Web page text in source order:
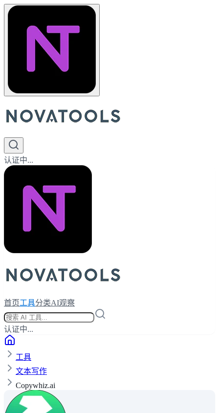
认证中...
首页工具分类AI观察
认证中...
工具
文本写作
Copywhiz.ai